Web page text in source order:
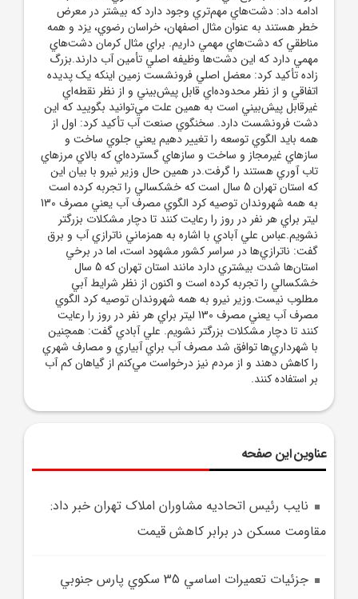
ادامه داد: دشت‌هاي مهم‌تري وجود دارد که بيشتر در معرض
خطر هستند به عنوان مثال اصفهان، خراسان رضوي، يزد و همه
مناطقي که دشت‌هاي مهمي داريم. براي مثال کرمان دشت‌هاي
مهمي دارد که اين دشت‌ها وظيفه اصلي تأمين آب دارند.بزرگ
زاده تأکيد کرد: معضل اصلي فرونشست زمين اينکه يک پديده
اتفاقي و از نظر محدوده‌اي قابل پيش‌بيني و از نظر نقطه‌اي
غيرقابل پيش‌بيني است به همين علت مي‌توانيد بگوييد که اين
دشت فرونشست دارد. سخنگوي صنعت آب تأکيد کرد: اول از
همه بايد الگوي توسعه را تغيير دهيم يعني جلوي ساخت و
سازهاي غيرمجاز و ساخت و سازهاي گسترده‌اي که بالاي مرزهاي
تاب آوري هستند را گرفت.در همين حال وزير نيرو با بيان اين
که استان تهران 5 سال است که خشکسالي را تجربه کرده است
به همه شهروندان توصيه کرد الگوي مصرف آب يعني مصرف 130
ليتر براي هر نفر در روز را رعايت کنند تا دچار مشکلات بزرگتر
نشويم.عباس علي آبادي با اشاره به همزماني ناترازي آب و برق
گفت: ناترازي‌ها در سراسر کشور مشهود است، اما در برخي
استان‌ها شدت بيشتري دارد مانند استان تهران که 5 سال
خشکسالي را تجربه کرده است و اکنون از نظر شرايط آبي
مطلوب نيست.وزير نيرو به همه شهروندان توصيه کرد الگوي
مصرف آب يعني مصرف 130 ليتر براي هر نفر در روز را رعايت
کنند تا دچار مشکلات بزرگتر نشويم. علي آبادي گفت: همچنين
با شهرداري‌ها توافق شد مصرف آب براي آبياري و مصارف شهري
را کاهش دهند و از مردم نيز درخواست مي‌کنم از گياهان کم آب
بر استفاده کنند.
عناوین این صفحه
نايب رئيس اتحاديه مشاوران املاک تهران خبر داد:
مقاومت مسکن در برابر کاهش قيمت
جزئيات تعميرات اساسي 35 سکوي پارس جنوبي